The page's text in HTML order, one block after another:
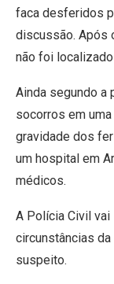
faca desferidos
discussão. Após
não foi
Ainda segundo a
socorros em
gravidade dos
um hospital em
médicos.
A Polícia Civil
circunstâncias
suspeito.